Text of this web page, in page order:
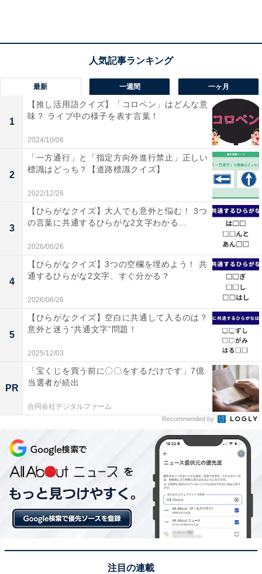
これはさすがに答えてほしい！ このシルエットはどこで
しょう？ 【反転・都道府県クイズ】
・
今度は反転してる！ このシルエットはどの都道府県でし
最新 一週間 一ヶ月
1
【推し活用語クイズ】「コロペン」はどんな意
味？ ライブ中の様子を表す言葉！
2024/10/06
2
「一方通行」と「指定方向外進行禁止」正しい
標識はどっち？【道路標識クイズ】
2022/12/26
3
【ひらがなクイズ】大人でも意外と悩む！ 3つ
の言葉に共通するひらがな2文字わかる...
2026/06/26
4
【ひらがなクイズ】3つの空欄を埋めよう！ 共
通するひらがな2文字、すぐ分かる？
2026/06/26
5
【ひらがなクイズ】空白に共通して入るのは？
意外と迷う“共通文字”問題！
2025/12/03
PR
「宝くじを買う前に〇〇をするだけです」7億
当選者が続出
合同会社デジタルファーム
Recommended by
注目の連載